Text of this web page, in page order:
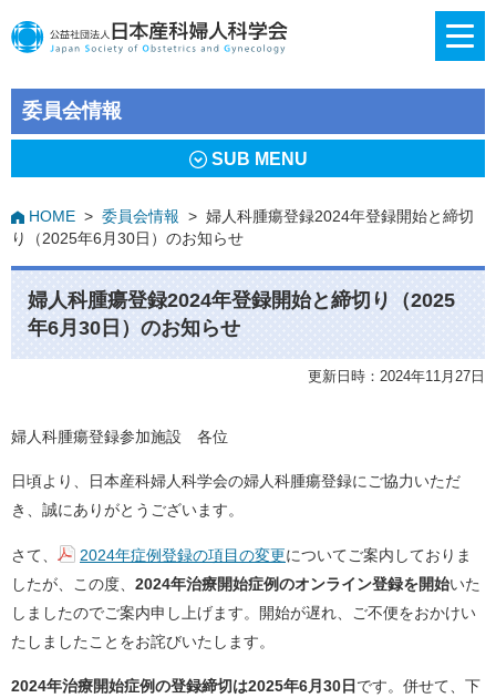
委員会情報
SUB MENU
HOME > 委員会情報 > 婦人科腫瘍登録2024年登録開始と締切
り（2025年6月30日）のお知らせ
婦人科腫瘍登録2024年登録開始と締切り（2025
年6月30日）のお知らせ
更新日時：2024年11月27日
婦人科腫瘍登録参加施設 各位
日頃より、日本産科婦人科学会の婦人科腫瘍登録にご協力いただ
き、誠にありがとうございます。
さて、 2024年症例登録の項目の変更についてご案内しておりま
したが、この度、 2024年治療開始症例のオンライン登録を開始いた
しましたのでご案内申し上げます。開始が遅れ、ご不便をおかけい
たしましたことをお詫びいたします。
2024年治療開始症例の登録締切は2025年6月30日 です。併せて、下